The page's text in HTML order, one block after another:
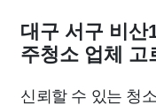
대구 서구 비산
주청소 업체 고
신뢰할 수 있는 청